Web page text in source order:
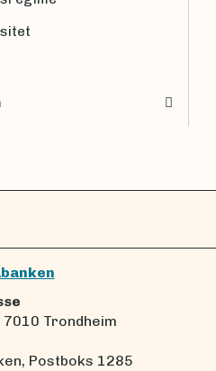
7010 Trondheim
Postboks 1285